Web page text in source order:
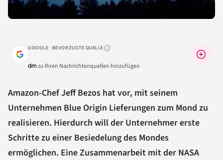
GOOGLE · BEVORZUGTE QUELLEWarum lohnt sich das?
dmzu Ihren Nachrichtenquellen hinzufügen
Amazon-Chef Jeff Bezos hat vor, mit seinem
Unternehmen Blue Origin Lieferungen zum Mond zu
realisieren. Hierdurch will der Unternehmer erste
Schritte zu einer Besiedelung des Mondes
ermöglichen. Eine Zusammenarbeit mit der NASA